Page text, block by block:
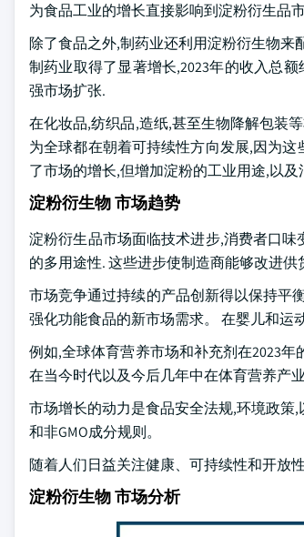
为食品工业的增长直接影响到淀粉衍生品
除了食品之外,制药业还利用淀粉衍生物
制药业取得了显著增长,2023年的收入总
强市场扩张.
在化妆品,纺织品,造纸,甚至生物降解包装
为全球都在朝着可持续性方向发展,因为
了市场的增长,但增加淀粉的工业用途,以
淀粉衍生物 市场趋势
淀粉衍生品市场面临技术进步,消费者口
的多用途性. 这些进步使制造商能够改进供
市场竞争通过持续的产品创新得以保持平
强化功能食品的新市场需求。 在婴儿和运
例如,全球体育营养市场和补充剂在2023
在当今时代以及今后几年中在体育营养产
市场增长的动力是食品安全法规,环境政
和非GMO成分规则。
随着人们日益关注健康、可持续性和开放
淀粉衍生物 市场分析